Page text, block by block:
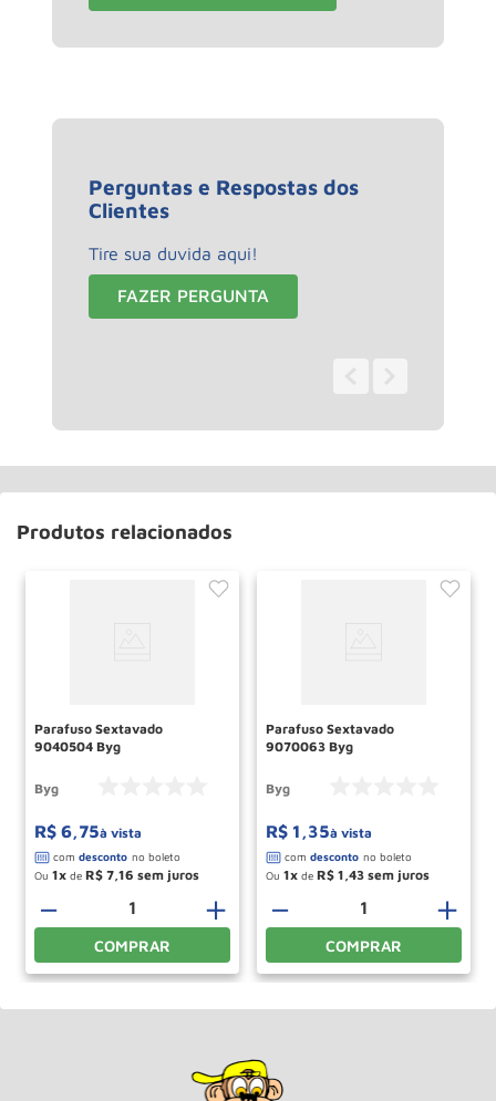
Perguntas e Respostas dos
Clientes
Tire sua duvida aqui!
FAZER PERGUNTA
Produtos relacionados
Parafuso Sextavado
9040504 Byg
Byg
R$ 6,75à vista
Ou 1 de R$ 7 16
＋
－
COMPRAR
Parafuso Sextavado
9070063 Byg
Byg
R$ 1 ,35à vista
Ou 1 de R$ 1 43
＋
－
COMPRAR